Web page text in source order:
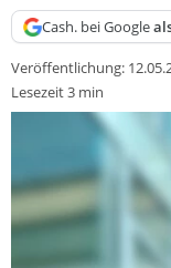
Cash. bei Google
Veröffentlichung:
Lesezeit 3 min